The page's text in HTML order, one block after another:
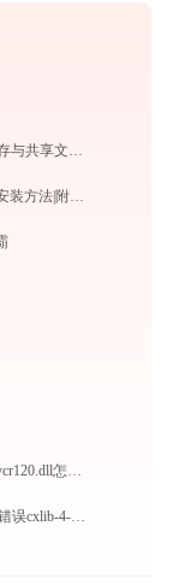
【2025最新】.NET Framework4.0官方下载与安装方法|附错误解决方案
SAP业务服务程序 SAP Business One.exe系统错误cxlib-4-0.dll丢失如何解决